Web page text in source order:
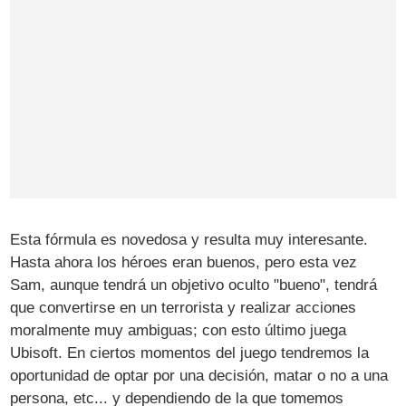
Esta fórmula es novedosa y resulta muy interesante.
Hasta ahora los héroes eran buenos, pero esta vez
Sam, aunque tendrá un objetivo oculto "bueno", tendrá
que convertirse en un terrorista y realizar acciones
moralmente muy ambiguas; con esto último juega
Ubisoft. En ciertos momentos del juego tendremos la
oportunidad de optar por una decisión, matar o no a una
persona, etc... y dependiendo de la que tomemos